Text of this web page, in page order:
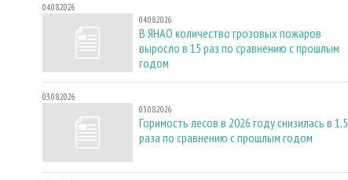
04.08.2026
04.08.2026
В ЯНАО количество грозовых пожаров
выросло в 15 раз по сравнению с прошлым
годом
03.08.2026
03.08.2026
Горимость лесов в 2026 году снизилась в 1,5
раза по сравнению с прошлым годом